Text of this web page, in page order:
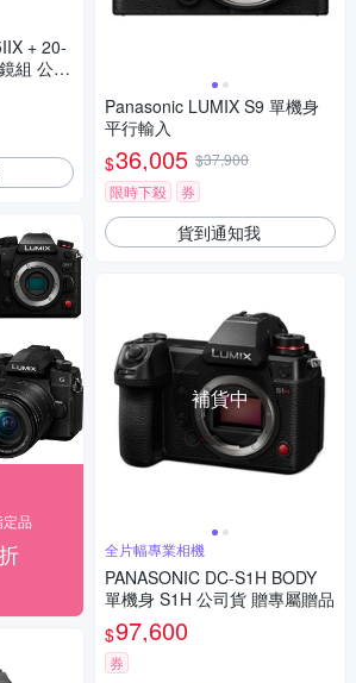
+ 20-
組 公司
品
Panasonic LUMIX S9 單機身
平行輸入
$36,005 $37,900
限時下殺
券
貨到通知我
補貨中
全片幅專業相機
PANASONIC DC-S1H BODY
單機身 S1H 公司貨 贈專屬贈品
$97,600
券